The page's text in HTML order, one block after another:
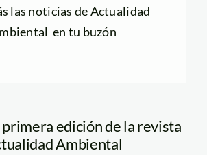
las noticias de Actualidad
en tu buzón
edición de la revista
Ambiental